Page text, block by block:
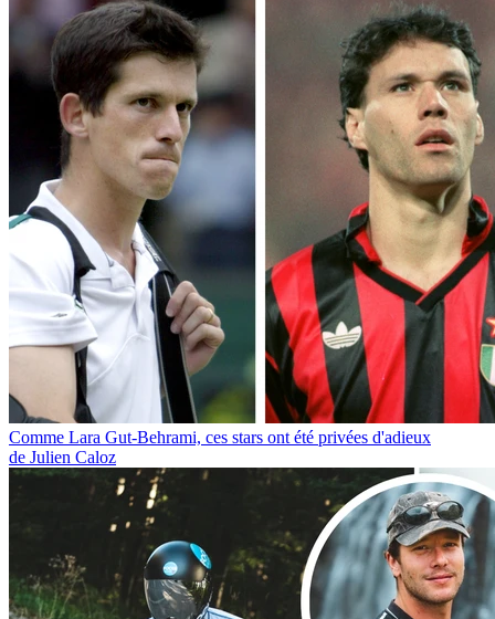
Comme Lara Gut-Behrami, ces stars ont été privées d'adieux
de Julien Caloz